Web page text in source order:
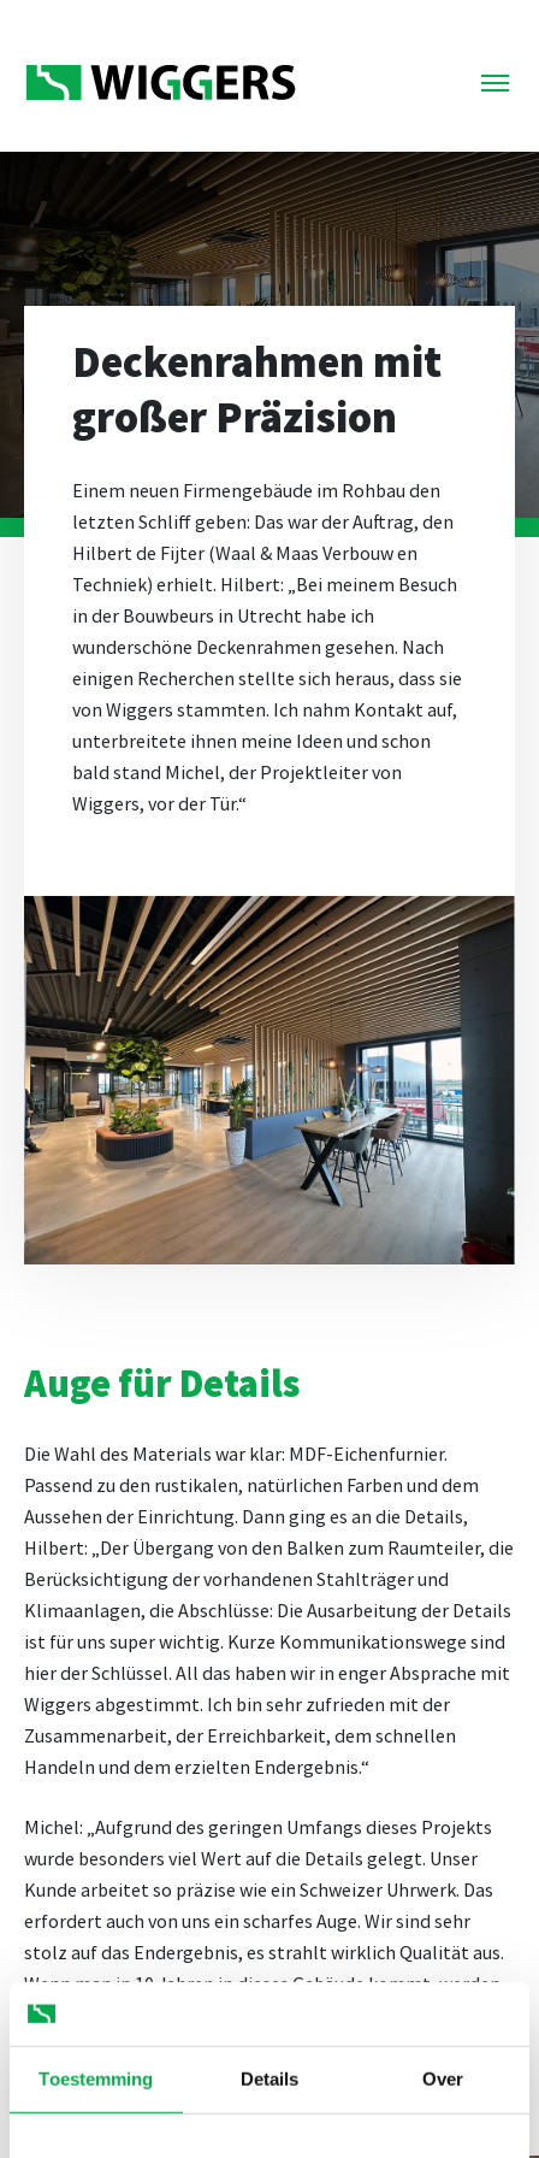
Toestemming Details Over
Deckenrahmen mit
großer Präzision
Einem neuen Firmengebäude im Rohbau den
letzten Schliff geben: Das war der Auftrag, den
Hilbert de Fijter (Waal & Maas Verbouw en
Techniek) erhielt. Hilbert: „Bei meinem Besuch
in der Bouwbeurs in Utrecht habe ich
wunderschöne Deckenrahmen gesehen. Nach
einigen Recherchen stellte sich heraus, dass sie
von Wiggers stammten. Ich nahm Kontakt auf,
unterbreitete ihnen meine Ideen und schon
bald stand Michel, der Projektleiter von
Wiggers, vor der Tür.“
Auge für Details
Die Wahl des Materials war klar: MDF-Eichenfurnier.
Passend zu den rustikalen, natürlichen Farben und dem
Aussehen der Einrichtung. Dann ging es an die Details,
Hilbert: „Der Übergang von den Balken zum Raumteiler, die
Berücksichtigung der vorhandenen Stahlträger und
Klimaanlagen, die Abschlüsse: Die Ausarbeitung der Details
ist für uns super wichtig. Kurze Kommunikationswege sind
hier der Schlüssel. All das haben wir in enger Absprache mit
Wiggers abgestimmt. Ich bin sehr zufrieden mit der
Zusammenarbeit, der Erreichbarkeit, dem schnellen
Handeln und dem erzielten Endergebnis.“
Michel: „Aufgrund des geringen Umfangs dieses Projekts
wurde besonders viel Wert auf die Details gelegt. Unser
Kunde arbeitet so präzise wie ein Schweizer Uhrwerk. Das
erfordert auch von uns ein scharfes Auge. Wir sind sehr
stolz auf das Endergebnis, es strahlt wirklich Qualität aus.
Wenn man in 10 Jahren in dieses Gebäude kommt, werden
die Balken immer noch so gerade sein wie jetzt.“